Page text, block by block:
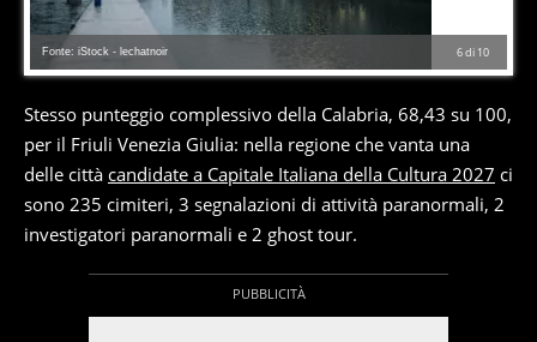
6di 10
Fonte: iStock - lechatnoir
Stesso punteggio complessivo della Calabria, 68,43 su 100,
per il Friuli Venezia Giulia: nella regione che vanta una
delle città candidate a Capitale Italiana della Cultura 2027 ci
sono 235 cimiteri, 3 segnalazioni di attività paranormali, 2
investigatori paranormali e 2 ghost tour.